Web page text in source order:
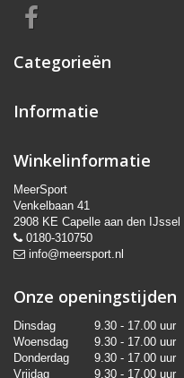
Categorieën
Informatie
Winkelinformatie
MeerSport
Venkelbaan 41
2908 KE Capelle aan den IJssel
0180-310750
info@meersport.nl
Onze openingstijden
Dinsdag
9.30 - 17.00 uur
Woensdag
9.30 - 17.00 uur
Donderdag
9.30 - 17.00 uur
Vrijdag
9.30 - 17.00 uur